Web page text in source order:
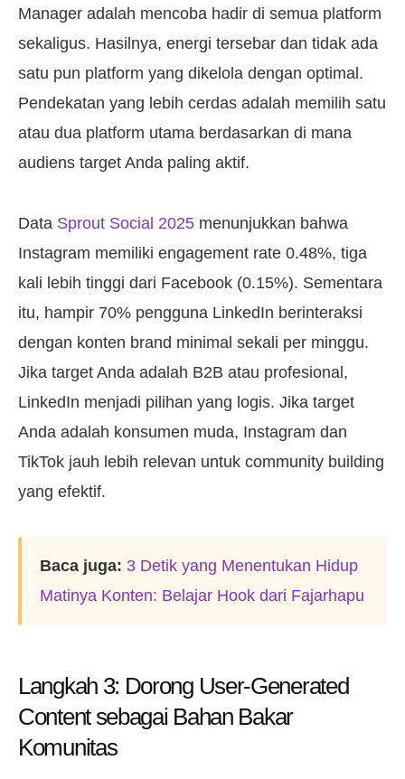
Manager adalah mencoba hadir di semua platform
sekaligus. Hasilnya, energi tersebar dan tidak ada
satu pun platform yang dikelola dengan optimal.
Pendekatan yang lebih cerdas adalah memilih satu
atau dua platform utama berdasarkan di mana
audiens target Anda paling aktif.
Data Sprout Social 2025 menunjukkan bahwa
Instagram memiliki engagement rate 0.48%, tiga
kali lebih tinggi dari Facebook (0.15%). Sementara
itu, hampir 70% pengguna LinkedIn berinteraksi
dengan konten brand minimal sekali per minggu.
Jika target Anda adalah B2B atau profesional,
LinkedIn menjadi pilihan yang logis. Jika target
Anda adalah konsumen muda, Instagram dan
TikTok jauh lebih relevan untuk community building
yang efektif.
Baca juga: 3 Detik yang Menentukan Hidup
Matinya Konten: Belajar Hook dari Fajarhapu
Langkah 3: Dorong User-Generated
Content sebagai Bahan Bakar
Komunitas